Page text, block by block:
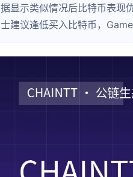
据显示类似情况后比特币表现
士建议逢低买入比特币，